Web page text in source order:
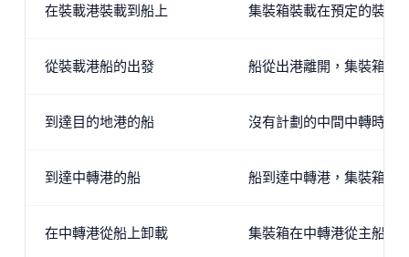
在裝載港裝載到船上 集裝箱裝載在預定的裝載
從裝載港船的出發 船從出港離開，集裝箱在
到達目的地港的船 沒有計劃的中間中轉時，
到達中轉港的船 船到達中轉港，集裝箱將
在中轉港從船上卸載 集裝箱在中轉港從主船卸